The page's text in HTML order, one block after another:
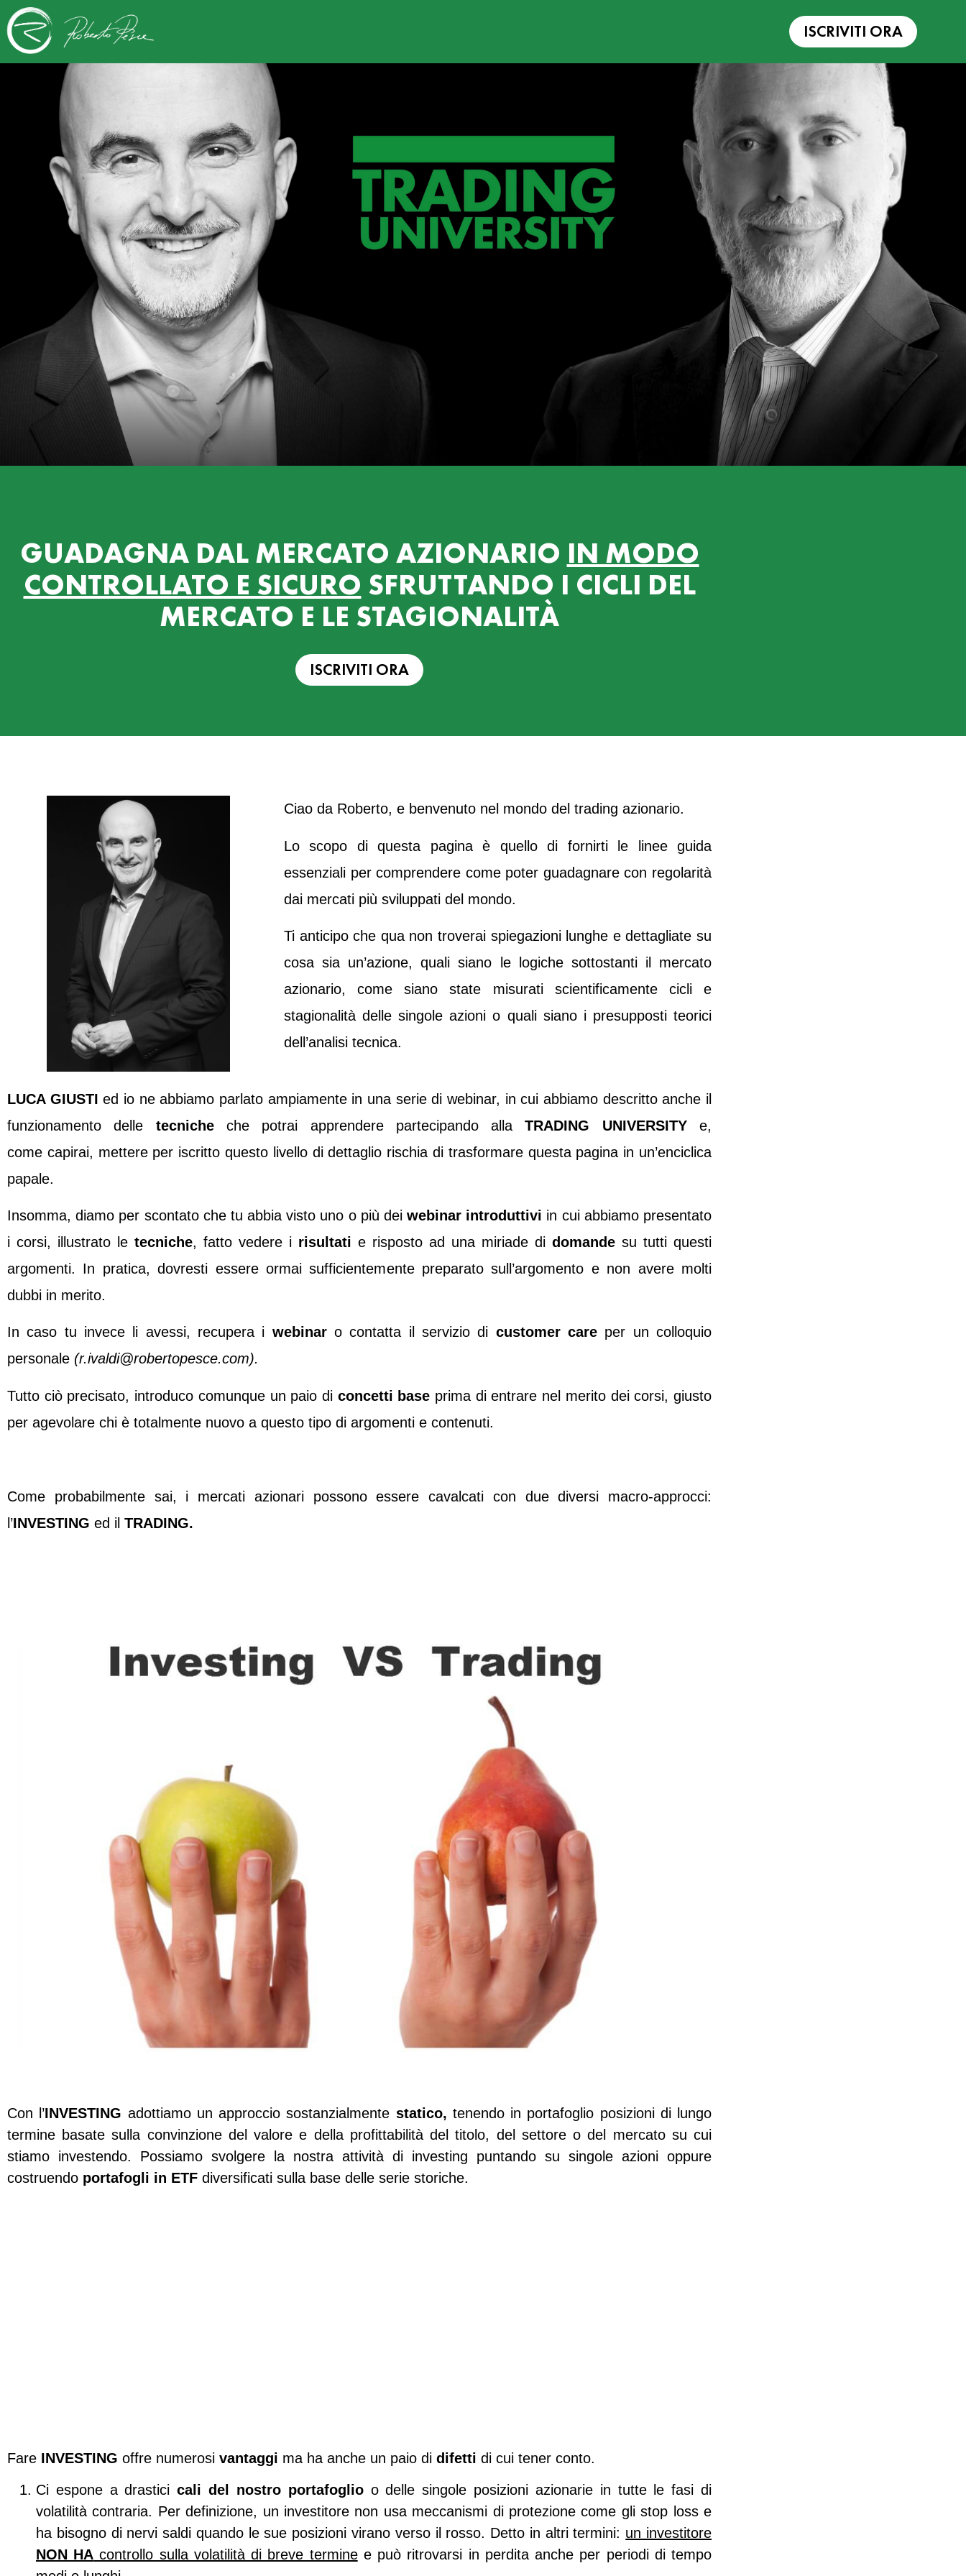
ISCRIVITI ORA
GUADAGNA DAL MERCATO AZIONARIO IN MODO
CONTROLLATO E SICURO SFRUTTANDO I CICLI DEL
MERCATO E LE STAGIONALITÀ
ISCRIVITI ORA
Ciao da Roberto, e benvenuto nel mondo del trading azionario.
Lo scopo di questa pagina è quello di fornirti le linee guida
essenziali per comprendere come poter guadagnare con regolarità
dai mercati più sviluppati del mondo.
Ti anticipo che qua non troverai spiegazioni lunghe e dettagliate su
cosa sia un’azione, quali siano le logiche sottostanti il mercato
azionario, come siano state misurati scientificamente cicli e
stagionalità delle singole azioni o quali siano i presupposti teorici
dell’analisi tecnica.
LUCA GIUSTIed io ne abbiamo parlato ampiamente in una serie di webinar, in cui abbiamo descritto anche il
funzionamento delle tecnicheche potrai apprendere partecipando allaTRADING UNIVERSITYe,
come capirai, mettere per iscritto questo livello di dettaglio rischia di trasformare questa pagina in un’enciclica
papale.
Insomma, diamo per scontato che tu abbia visto uno o più deiwebinar introduttivi in cui abbiamo presentato
i corsi, illustrato le tecniche, fatto vedere i risultati e risposto ad una miriade di domande su tutti questi
argomenti. In pratica, dovresti essere ormai sufficientemente preparato sull’argomento e non avere molti
dubbi in merito.
In caso tu invece li avessi, recupera i webinaro contatta il servizio di customer care per un colloquio
personale (r.ivaldi@robertopesce.com).
Tutto ciò precisato, introduco comunque un paio di concetti base prima di entrare nel merito dei corsi, giusto
per agevolare chi è totalmente nuovo a questo tipo di argomenti e contenuti.
Come probabilmente sai, i mercati azionari possono essere cavalcati con due diversi macro-approcci:
l’INVESTING ed il TRADING.
Con l’INVESTING adottiamo un approccio sostanzialmente statico, tenendo in portafoglio posizioni di lungo
termine basate sulla convinzione del valore e della profittabilità del titolo, del settore o del mercato su cui
stiamo investendo. Possiamo svolgere la nostra attività di investing puntando su singole azioni oppure
costruendo portafogli in ETF diversificati sulla base delle serie storiche.
Fare INVESTING offre numerosi vantaggi ma ha anche un paio di difetti di cui tener conto.
Ci espone a drasticicali del nostro portafoglioo delle singole posizioni azionarie in tutte le fasi di
volatilità contraria. Per definizione, un investitore non usa meccanismi di protezione come gli stop loss e
ha bisogno di nervi saldi quando le sue posizioni virano verso il rosso. Detto in altri termini: un investitore
NON HA controllo sulla volatilità di breve terminee può ritrovarsi in perdita anche per periodi di tempo